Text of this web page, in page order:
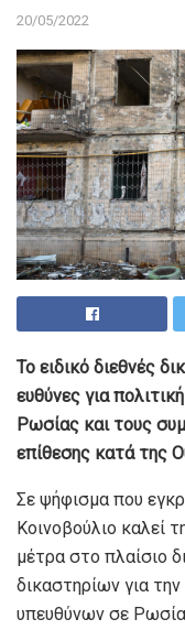
20/05/2022
Το ειδικό διεθνές
ευθύνες για
Ρωσίας και τους
επίθεσης κατά της
Σε ψήφισμα που
Κοινοβούλιο καλεί
μέτρα στο πλαίσιο
δικαστηρίων για
υπευθύνων σε